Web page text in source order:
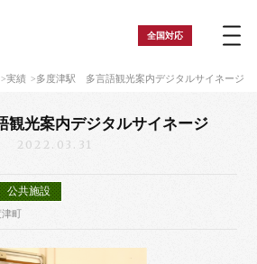
全国対応
実績 多度津駅 多言語観光案内デジタルサイネージ
光案内デジタルサイネージ
2022.03.31
公共施設
津町